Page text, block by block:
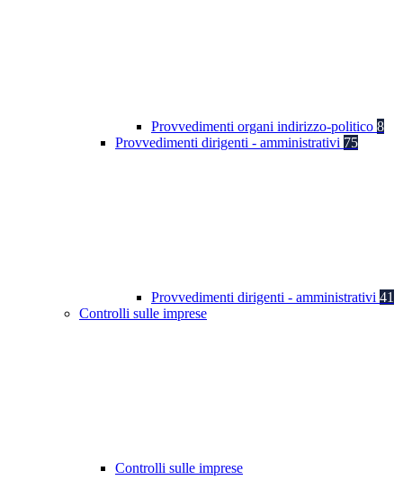
Provvedimenti organi indirizzo-politico 8
Provvedimenti dirigenti - amministrativi 75
Provvedimenti dirigenti - amministrativi 41
Controlli sulle imprese
Controlli sulle imprese